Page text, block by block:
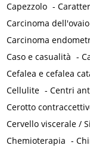
Capezzolo -
Carcinoma dell'ovaio
Carcinoma
Caso e casualità -
Cefalea e cefalea
Cellulite -Centri
Cerotto
Cervello viscerale /
Chemioterapia -